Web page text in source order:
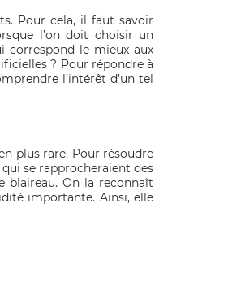
Pour cela, il faut savoir
l’on doit choisir un
correspond le mieux aux
? Pour répondre à
l’intérêt d’un tel
plus rare. Pour résoudre
se rapprocheraient des
blaireau. On la reconnaît
importante. Ainsi, elle